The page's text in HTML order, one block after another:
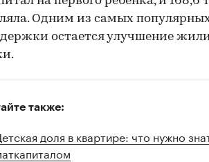
Одним из самых
остается улучшение
также:
доля в квартире: что нужно